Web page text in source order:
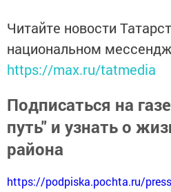
Читайте новости
национальном
https://max.ru/tatmedia
Подписаться на
путь" и узнать о
района
https://podpiska.pochta.ru/